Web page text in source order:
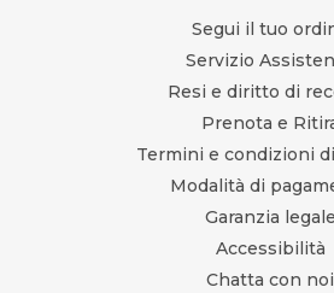
Segui il tuo
Servizio
Resi e diritto di
Prenota e
Termini e condizioni
Modalità di
Garanzia legale
Accessibilità
Chatta con noi